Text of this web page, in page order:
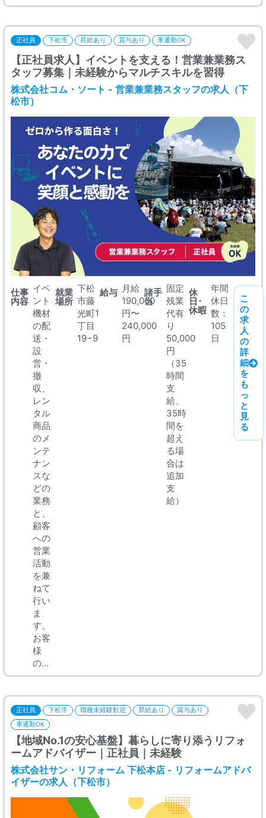
正社員 下松市 昇給あり 賞与あり 車通勤OK
【正社員求人】イベントを支える！営業兼業務ス
タッフ募集｜未経験からマルチスキルを習得
株式会社コム・ソート - 営業兼業務スタッフの求人（下
松市）
仕事
内容
イベ
ント
機材
の配
送・
設
営・
撤
収、
レン
タル
商品
のメ
ンテ
ナン
スな
どの
業務
と、
顧客
への
営業
活動
を兼
ねて
行い
ま
す。
お客
様
の...
就業
場所
下松
市藤
光町1
丁目
19−9
給与 月給
190,000
円〜
240,000
円
諸手
当
固定
残業
代有
り
50,000
円
（35
時間
支
給、
35時
間を
超え
る場
合は
追加
支
給）
休
日･
休暇
年間
休日
数：
105
日
こ
の
求
人
の
詳
細
を
も
っ
と
見
る
正社員 下松市 職種未経験歓迎 昇給あり
賞与あり
車通勤OK
【地域No.1の安心基盤】暮らしに寄り添うリフォ
ームアドバイザー｜正社員｜未経験
株式会社サン・リフォーム 下松本店 - リフォームアドバ
イザーの求人（下松市）